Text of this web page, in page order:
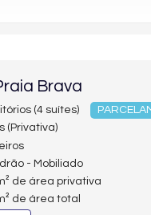
Brava
(4 suítes)
(Privativa)
- Mobiliado
de área privativa
de área total